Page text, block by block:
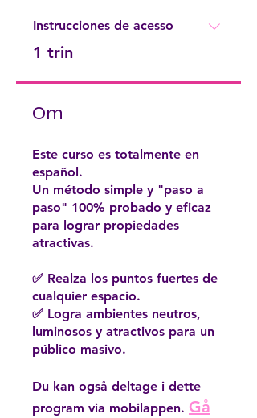
Instrucciones de acesso
.
1 trin
Om
Este curso es totalmente en
español.
Un método simple y "paso a
paso" 100% probado y eficaz
para lograr propiedades
atractivas.
✅ Realza los puntos fuertes de
cualquier espacio.
✅ Logra ambientes neutros,
luminosos y atractivos para un
público masivo.
Du kan også deltage i dette
program via mobilappen. Gå